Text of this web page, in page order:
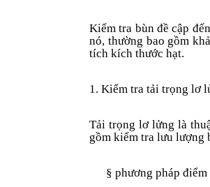
Kiểm tra bùn đề cập
nó, thường bao gồm
tích kích thước hạt.
1. Kiểm tra tải trọng lơ
Tải trọng lơ lửng là
gồm kiểm tra lưu lượng
§ phương pháp